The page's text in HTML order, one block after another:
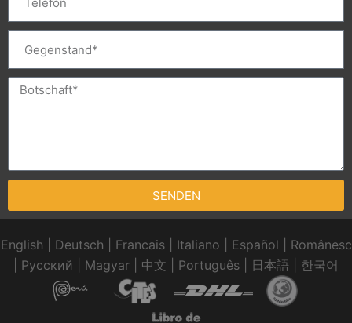
SENDEN
English Deutsch Francais| Italiano Español
Românesc
Pусский Magyar 中文 Português 日本語 한국어